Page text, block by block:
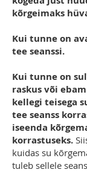
kõrgeimaks
Kui tunne on
tee seanssi.
Kui tunne on
raskus või
kellegi teisega
tee seanss
iseenda
korrastuseks.
kuidas su
tuleb sellele